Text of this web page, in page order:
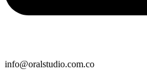
info@oralstudio.com.co